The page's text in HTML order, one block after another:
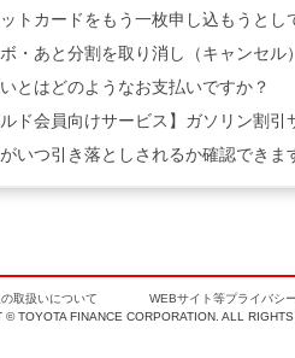
トカードをもう一枚申し込もうとし
・あと分割を取り消し（キャンセル
とはどのようなお支払いですか？
ルド会員向けサービス】ガソリン割
いつ引き落としされるか確認できま
取扱いについて
WEBサイト等プライバシ
© TOYOTA FINANCE CORPORATION. ALL RIGHTS